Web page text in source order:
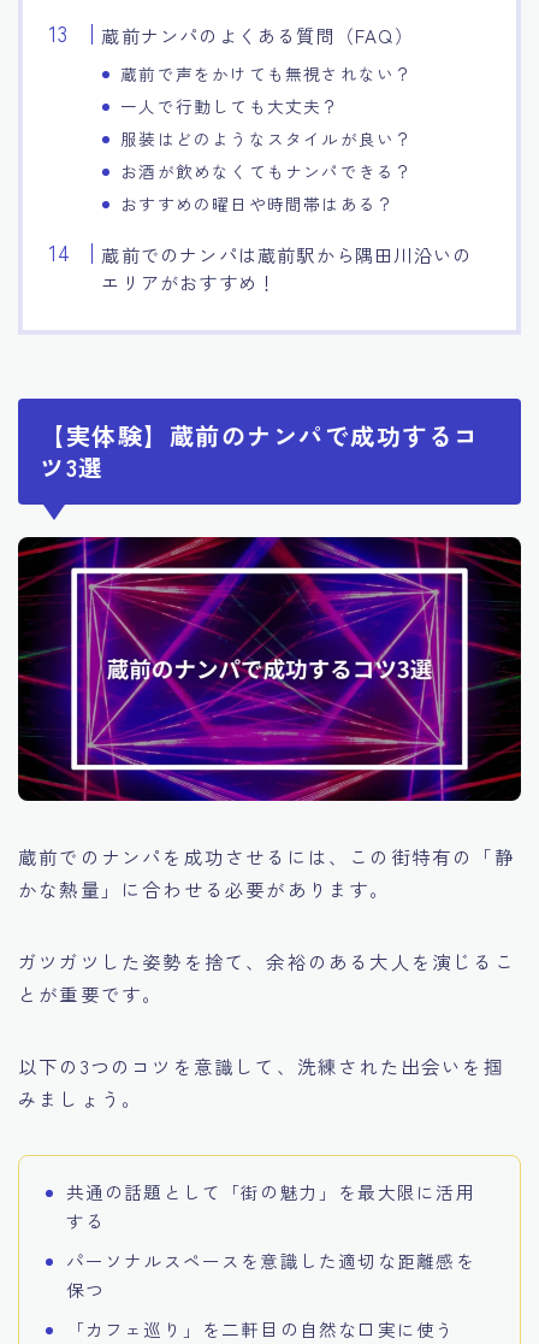
蔵前ナンパのよくある質問（FAQ）
蔵前で声をかけても無視されない？
一人で行動しても大丈夫？
服装はどのようなスタイルが良い？
お酒が飲めなくてもナンパできる？
おすすめの曜日や時間帯はある？
蔵前でのナンパは蔵前駅から隅田川沿いの
エリアがおすすめ！
【実体験】蔵前のナンパで成功するコ
ツ3選
蔵前でのナンパを成功させるには、この街特有の「静
かな熱量」に合わせる必要があります。
ガツガツした姿勢を捨て、余裕のある大人を演じるこ
とが重要です。
以下の3つのコツを意識して、洗練された出会いを掴
みましょう。
共通の話題として「街の魅力」を最大限に活用
する
パーソナルスペースを意識した適切な距離感を
保つ
「カフェ巡り」を二軒目の自然な口実に使う